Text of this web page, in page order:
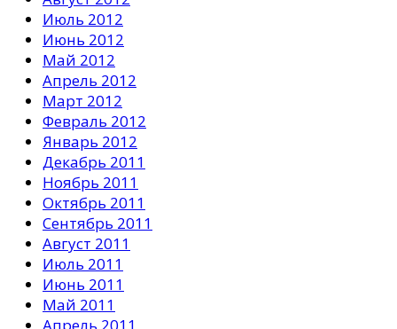
Июль 2012
Июнь 2012
Май 2012
Апрель 2012
Март 2012
Февраль 2012
Январь 2012
Декабрь 2011
Ноябрь 2011
Октябрь 2011
Сентябрь 2011
Август 2011
Июль 2011
Июнь 2011
Май 2011
Апрель 2011